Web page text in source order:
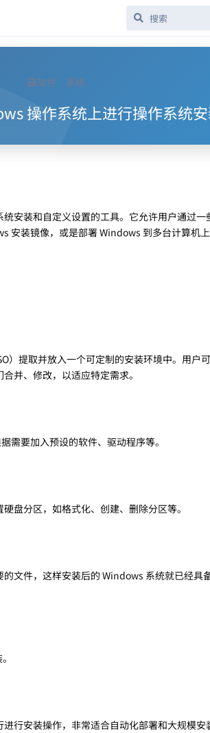
软件 系统
操作系统上进行操作系统
安装和自定义设置的工具。它允许用户通过一
安装镜像，或是部署 Windows 到多台计算机上
）提取并放入一个可定制的安装环境中。用户
并、修改，以适应特定需求。
需要加入预设的软件、驱动程序等。
盘分区，如格式化、创建、删除分区等。
文件，这样安装后的 Windows 系统就已经具
行安装操作，非常适合自动化部署和大规模安